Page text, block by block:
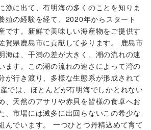
漁に出て、有明海の多くのことを知りま
殖の経験を経て、2020年からスタート
です。新鮮で美味しい海産物をご提供す
賀県鹿島市に貢献して参ります。 鹿島市
海は、干満の差が大きく、潮の流れの速
ます。この潮の流れの速さによって湾の
が行き渡り、多様な生態系が形成されて
では、ほとんどが有明海でしかとれない
、天然のアサリや赤貝を皆様の食卓へお
、市場には滅多に出回らないこの希少な
んでいます。 一つひとつ丹精込めて育て